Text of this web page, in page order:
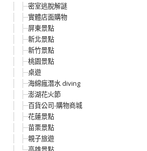
密室逃脫解謎
實體店面購物
屏東景點
新北景點
新竹景點
桃園景點
桌遊
海綿瘋潛水 diving
澎湖花火節
百貨公司-購物商城
花蓮景點
苗栗景點
親子旅遊